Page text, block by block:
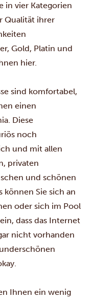
in vier Kategorien
Qualität ihrer
Gold, Platin und
hier.
sind komfortabel,
einen
Diese
noch
und mit allen
privaten
und schönen
können Sie sich an
oder sich im Pool
dass das Internet
nicht vorhanden
Ihnen ein wenig